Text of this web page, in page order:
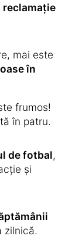
reclamație
mai este
în
frumos!
în patru.
de fotbal,
și
zilnică.